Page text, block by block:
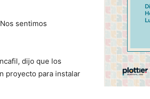
sentimos
dijo que los
proyecto para instalar